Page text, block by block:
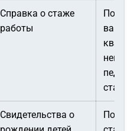
Справка о стаже
работы
вашу
стаж.
Свидетельства о